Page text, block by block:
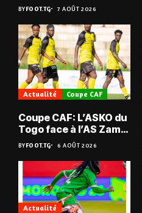
BYFOOT.TG 7 AOÛT 2026
Actualité Coupe CAF
Coupe CAF: L’ASKO du
Togo face à l’AS Zam
du Niger
BYFOOT.TG 6 AOÛT 2026
Actualité